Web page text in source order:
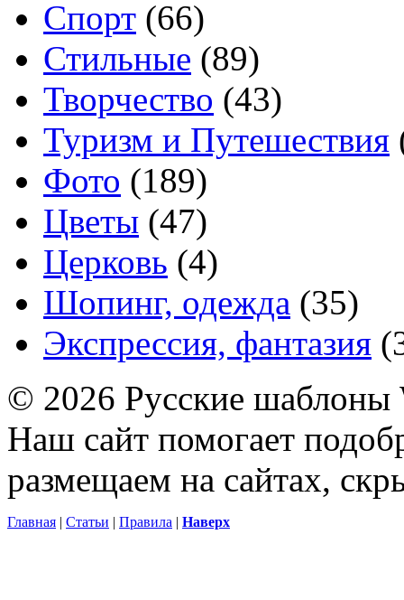
Спорт (66)
Стильные (89)
Творчество (43)
Туризм и Путешествия
Фото (189)
Цветы (47)
Церковь (4)
Шопинг, одежда (35)
Экспрессия, фантазия
© 2026 Русские шаблоны
Наш сайт помогает
размещаем на сайтах,
Главная | Статьи | Правила | Наверх